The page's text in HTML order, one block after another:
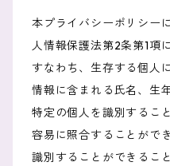
本プライバシーポリシー
人情報保護法第2条第1項
すなわち、生存する個人
情報に含まれる氏名、生
特定の個人を識別するこ
容易に照合することがで
識別することができるこ